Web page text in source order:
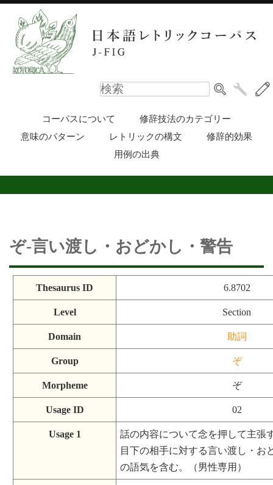
コーパスについて
修辞技法のカテゴリー
意味のパターン
レトリックの構文
修辞的効果
用例の出典
ぞ-言い渡し・おどかし・警告
Thesaurus ID 6.8702
Level Section
Domain 助詞
Group ぞ
Morpheme ぞ
Usage ID 02
Usage 1
話の内容について念を押して主張
目下の相手に対する言い渡し・お
の語気を含む。（男性専用）